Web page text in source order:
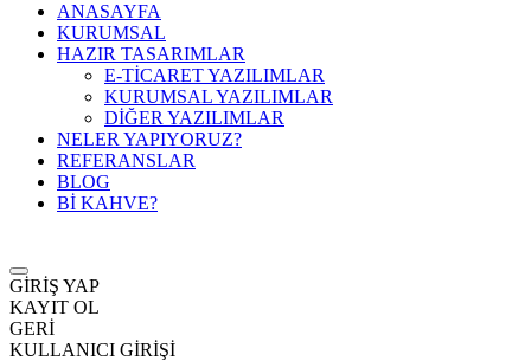
ANASAYFA
KURUMSAL
HAZIR TASARIMLAR
E-TİCARET YAZILIMLAR
KURUMSAL YAZILIMLAR
DİĞER YAZILIMLAR
NELER YAPIYORUZ?
REFERANSLAR
BLOG
Bİ KAHVE?
GİRİŞ YAP
KAYIT OL
GERİ
KULLANICI GİRİŞİ